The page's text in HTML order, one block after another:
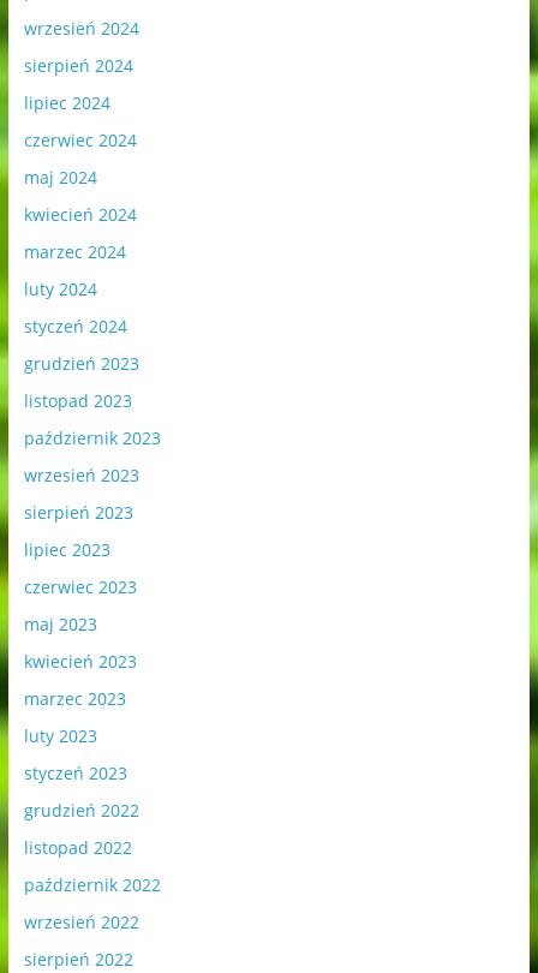
wrzesień 2024
sierpień 2024
lipiec 2024
czerwiec 2024
maj 2024
kwiecień 2024
marzec 2024
luty 2024
styczeń 2024
grudzień 2023
listopad 2023
październik 2023
wrzesień 2023
sierpień 2023
lipiec 2023
czerwiec 2023
maj 2023
kwiecień 2023
marzec 2023
luty 2023
styczeń 2023
grudzień 2022
listopad 2022
październik 2022
wrzesień 2022
sierpień 2022